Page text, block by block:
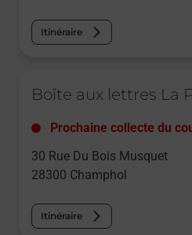
Itinéraire
Boîte aux lettres La
Prochaine collecte du
30 Rue Du Bois Musquet
28300 Champhol
Itinéraire